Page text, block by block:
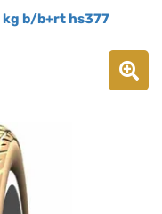
kg b/b+rt hs377